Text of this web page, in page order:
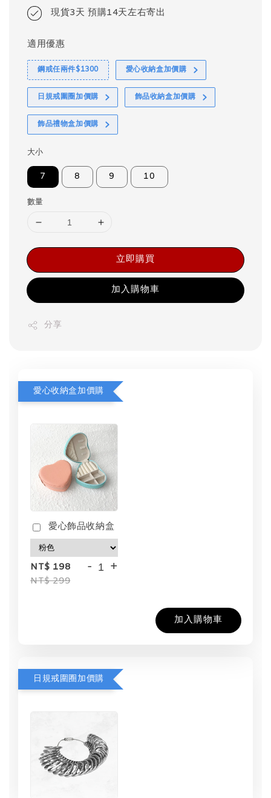
現貨3天 預購14天左右寄出
適用優惠
鋼戒任兩件$1300 愛心收納盒加價購
日規戒圍圈加價購 飾品收納盒加價購
飾品禮物盒加價購
大小
7 8 9 10
數量
立即購買
加入購物車
分享
愛心收納盒加價購
愛心飾品收納盒
NT$ 198
NT$ 299
- +
加入購物車
日規戒圍圈加價購